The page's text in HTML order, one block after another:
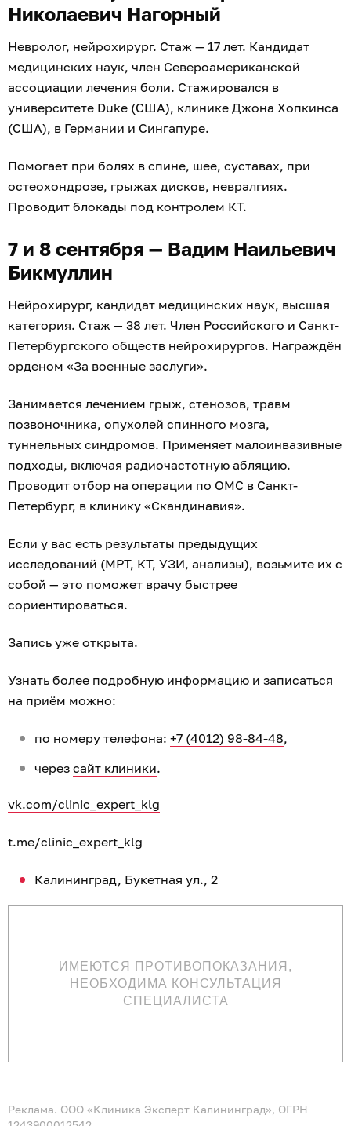
Николаевич Нагорный
Невролог, нейрохирург. Стаж — 17 лет. Кандидат
медицинских наук, член Североамериканской
ассоциации лечения боли. Стажировался в
университете Duke (США), клинике Джона Хопкинса
(США), в Германии и Сингапуре.
Помогает при болях в спине, шее, суставах, при
остеохондрозе, грыжах дисков, невралгиях.
Проводит блокады под контролем КТ.
7 и 8 сентября — Вадим Наильевич
Бикмуллин
Нейрохирург, кандидат медицинских наук, высшая
категория. Стаж — 38 лет. Член Российского и Санкт-
Петербургского обществ нейрохирургов. Награждён
орденом «За военные заслуги».
Занимается лечением грыж, стенозов, травм
позвоночника, опухолей спинного мозга,
туннельных синдромов. Применяет малоинвазивные
подходы, включая радиочастотную абляцию.
Проводит отбор на операции по ОМС в Санкт-
Петербург, в клинику «Скандинавия».
Если у вас есть результаты предыдущих
исследований (МРТ, КТ, УЗИ, анализы), возьмите их с
собой — это поможет врачу быстрее
сориентироваться.
Запись уже открыта.
Узнать более подробную информацию и записаться
на приём можно:
по номеру телефона: +7 (4012) 98-84-48,
через сайт клиники.
vk.com/clinic_expert_klg
t.me/clinic_expert_klg
Калининград, Букетная ул., 2
ИМЕЮТСЯ ПРОТИВОПОКАЗАНИЯ,
НЕОБХОДИМА КОНСУЛЬТАЦИЯ
СПЕЦИАЛИСТА
Реклама. ООО «Клиника Эксперт Калининград», ОГРН